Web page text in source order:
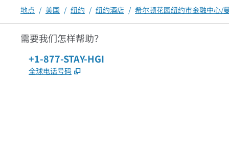
地点 / 美国 / 纽约 / 纽约酒店 / 希尔顿花园纽约市金融中心/
需要我们怎样帮助？
电话：
+1-877-STAY-HGI
全球电话号码 ,